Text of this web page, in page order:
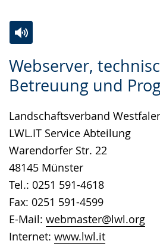
Webserver,
Betreuung und
Landschaftsverband
LWL.IT Service Abteilung
Warendorfer Str. 22
48145 Münster
Tel.: 0251 591-4618
Fax: 0251 591-4599
E-Mail: webmaster@lwl.org
Internet: www.lwl.it
Leichten
Sprache
Audio-
Unterstützung.
Video
in
Gebärdensprache
wird
angezeigt.